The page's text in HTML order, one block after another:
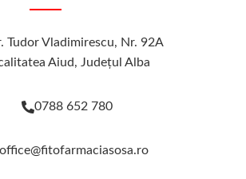
Tudor Vladimirescu, Nr. 92A
Aiud, Judeţul Alba
0788 652 780